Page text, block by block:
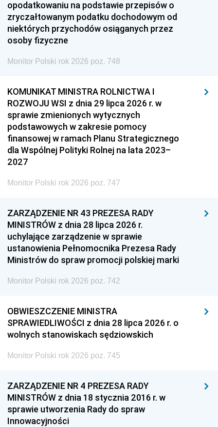
opodatkowaniu na podstawie przepisów o
zryczałtowanym podatku dochodowym od
niektórych przychodów osiąganych przez
osoby fizyczne
Monitor Polski rok 2026 poz. 748
KOMUNIKAT MINISTRA ROLNICTWA I
ROZWOJU WSI z dnia 29 lipca 2026 r. w
sprawie zmienionych wytycznych
podstawowych w zakresie pomocy
finansowej w ramach Planu Strategicznego
dla Wspólnej Polityki Rolnej na lata 2023–
2027
Monitor Polski rok 2026 poz. 747
ZARZĄDZENIE NR 43 PREZESA RADY
MINISTRÓW z dnia 28 lipca 2026 r.
uchylające zarządzenie w sprawie
ustanowienia Pełnomocnika Prezesa Rady
Ministrów do spraw promocji polskiej marki
Monitor Polski rok 2026 poz. 742
OBWIESZCZENIE MINISTRA
SPRAWIEDLIWOŚCI z dnia 28 lipca 2026 r. o
wolnych stanowiskach sędziowskich
Monitor Polski rok 2026 poz. 745
ZARZĄDZENIE NR 4 PREZESA RADY
MINISTRÓW z dnia 18 stycznia 2016 r. w
sprawie utworzenia Rady do spraw
Innowacyjności